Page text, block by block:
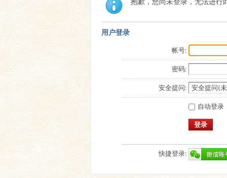
用户登录
帐号:
密码:
安全提问:
自动登录
登录
快捷登录: